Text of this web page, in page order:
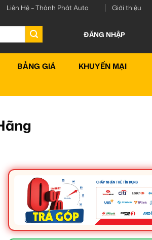
Liên Hệ – Thành Phát Auto Giới thiệu
ĐĂNG NHẬP
BẢNG GIÁ KHUYẾN MẠI